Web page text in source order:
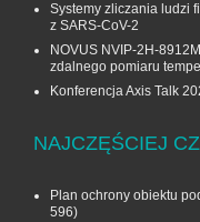
Systemy zliczania ludzi
z SARS-CoV-2
NOVUS NVIP-2H-
zdalnego pomiaru
Konferencja Axis Talk
NAJCZĘŚCIEJ
Plan ochrony obiektu
596)